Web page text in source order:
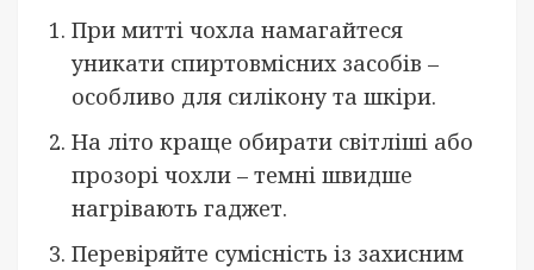
При митті чохла намагайтеся
уникати спиртовмісних засобів –
особливо для силікону та шкіри.
На літо краще обирати світліші або
прозорі чохли – темні швидше
нагрівають гаджет.
Перевіряйте сумісність із захисним